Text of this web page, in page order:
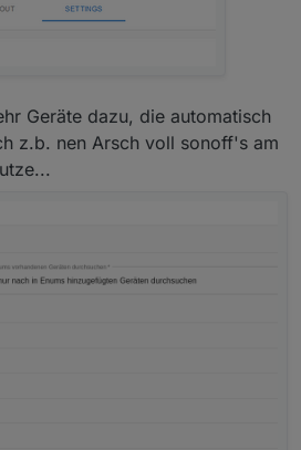
Geräte dazu, die automatisch
z.b. nen Arsch voll sonoff's am